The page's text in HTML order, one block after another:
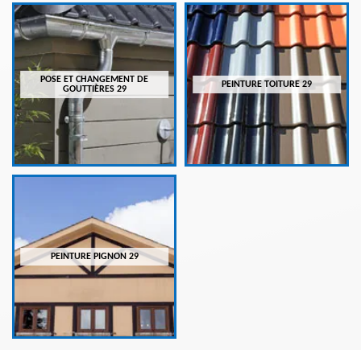
POSE ET CHANGEMENT DE
GOUTTIÈRES 29
PEINTURE TOITURE 29
PEINTURE PIGNON 29